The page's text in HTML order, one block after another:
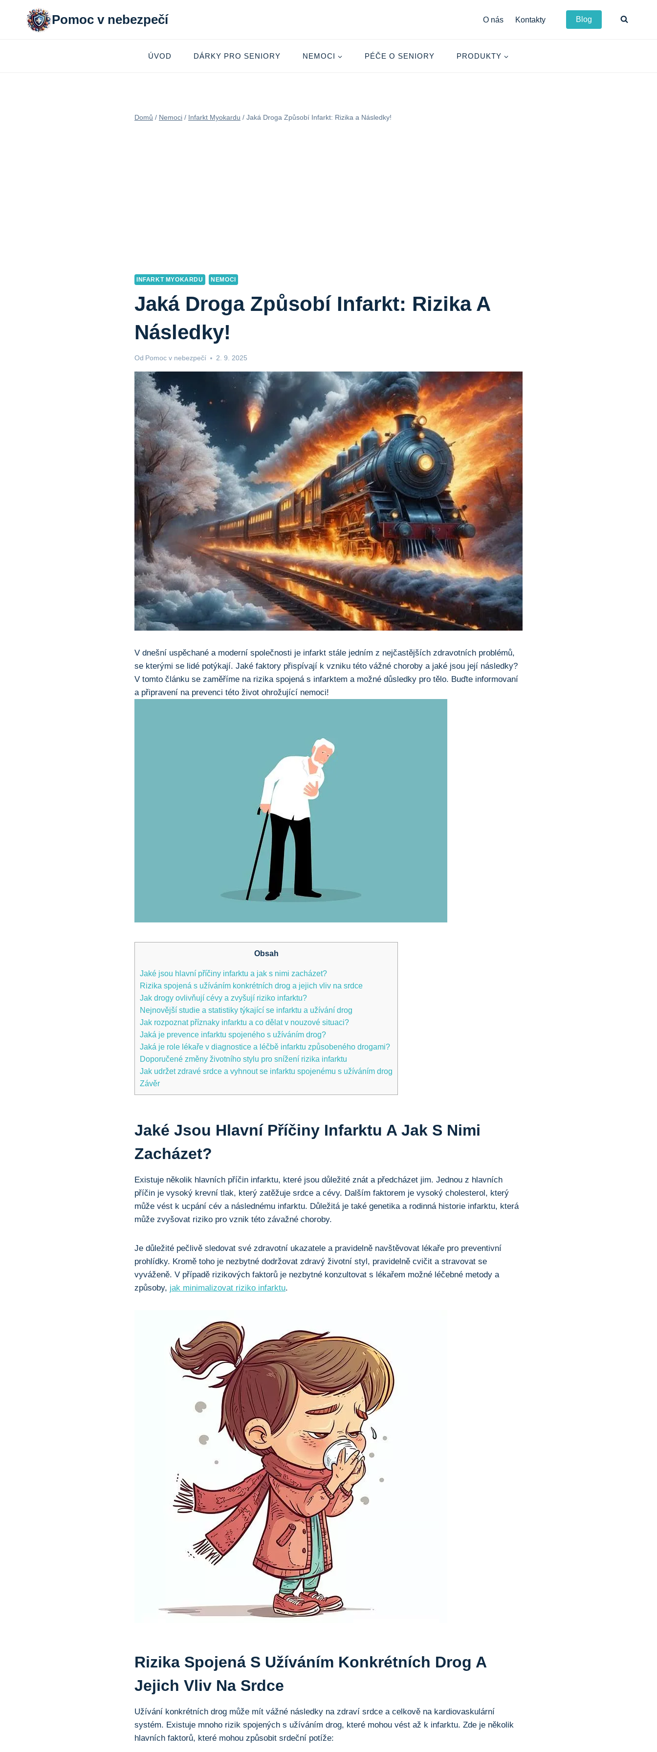
Pomoc v nebezpečí O nás Kontakty Blog
ÚVOD DÁRKY PRO SENIORY NEMOCI PÉČE O SENIORY PRODUKTY
Domů / Nemoci / Infarkt Myokardu / Jaká Droga Způsobí Infarkt: Rizika a Následky!
INFARKT MYOKARDU NEMOCI
Jaká Droga Způsobí Infarkt: Rizika A
Následky!
Od Pomoc v nebezpečí 2. 9. 2025
V dnešní uspěchané a moderní společnosti je infarkt stále jedním z nejčastějších zdravotních problémů,
se kterými se lidé potýkají. Jaké faktory přispívají k vzniku této vážné choroby a jaké jsou její následky?
V tomto článku se zaměříme na rizika spojená s infarktem a možné důsledky pro tělo. Buďte informovaní
a připravení na prevenci této život ohrožující nemoci!
Obsah
Jaké jsou hlavní příčiny infarktu a jak s nimi zacházet?
Rizika spojená s užíváním konkrétních drog a jejich vliv na srdce
Jak drogy ovlivňují cévy a zvyšují riziko infarktu?
Nejnovější studie a statistiky týkající se infarktu a užívání drog
Jak rozpoznat příznaky infarktu a co dělat v nouzové situaci?
Jaká je prevence infarktu spojeného s užíváním drog?
Jaká je role lékaře v diagnostice a léčbě infarktu způsobeného drogami?
Doporučené změny životního stylu pro snížení rizika infarktu
Jak udržet zdravé srdce a vyhnout se infarktu spojenému s užíváním drog
Závěr
Jaké Jsou Hlavní Příčiny Infarktu A Jak S Nimi
Zacházet?
Existuje několik hlavních příčin infarktu, které jsou důležité znát a předcházet jim. Jednou z hlavních
příčin je vysoký krevní tlak, který zatěžuje srdce a cévy. Dalším faktorem je vysoký cholesterol, který
může vést k ucpání cév a následnému infarktu. Důležitá je také genetika a rodinná historie infarktu, která
může zvyšovat riziko pro vznik této závažné choroby.
Je důležité pečlivě sledovat své zdravotní ukazatele a pravidelně navštěvovat lékaře pro preventivní
prohlídky. Kromě toho je nezbytné dodržovat zdravý životní styl, pravidelně cvičit a stravovat se
vyváženě. V případě rizikových faktorů je nezbytné konzultovat s lékařem možné léčebné metody a
způsoby, jak minimalizovat riziko infarktu.
Rizika Spojená S Užíváním Konkrétních Drog A
Jejich Vliv Na Srdce
Užívání konkrétních drog může mít vážné následky na zdraví srdce a celkově na kardiovaskulární
systém. Existuje mnoho rizik spojených s užíváním drog, které mohou vést až k infarktu. Zde je několik
hlavních faktorů, které mohou způsobit srdeční potíže: